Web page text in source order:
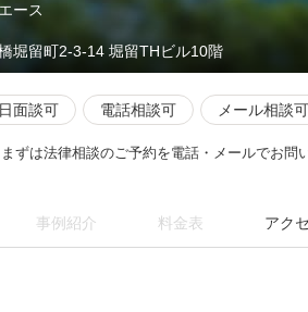
ース
堀留町2-3-14 堀留THビル10階
面談可 電話相談可 メール相談可
ずは法律相談のご予約を電話・メールでお問
事例紹介 料金表 アク